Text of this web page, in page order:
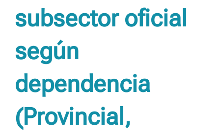
subsector oficial
según
dependencia
(Provincial,